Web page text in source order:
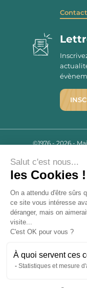
©1976 - 2026 -
Mentions légales
C.G.V.
Politique de
FAQ
Livraisons
Salut c'est nous...
les Cookies !
On a attendu d'être sûrs
ce site vous intéresse
déranger, mais on
visite...
C'est OK pour vous ?
À quoi servent ces
Statistiques et mesure